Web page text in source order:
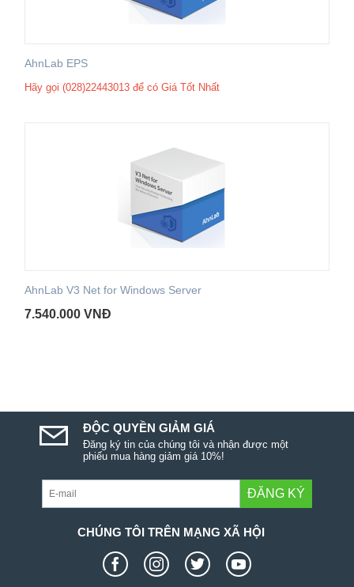
AhnLab EPS
Hãy gọi (028)22443013 để có Giá Tốt Nhất
AhnLab V3 Net for Windows Server
7.540.000 VNĐ
ĐỘC QUYỀN GIẢM GIÁ
Đăng ký tin của chúng tôi và nhận được một
phiếu mua hàng giảm giá 10%!
ĐĂNG KÝ
CHÚNG TÔI TRÊN MẠNG XÃ HỘI